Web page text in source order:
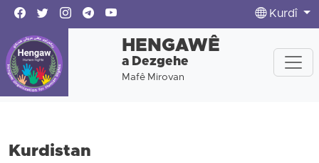
Kurdî
HENGAWÊ
a Dezgehe
Mafê Mirovan
Kurdistan